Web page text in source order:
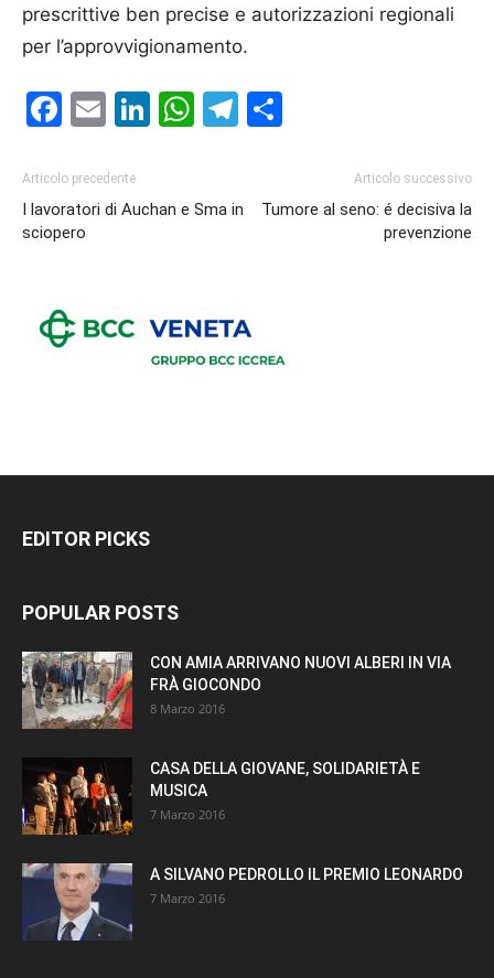
prescrittive ben precise e autorizzazioni regionali
per l’approvvigionamento.
Facebook
EmailLinkedIn
WhatsApp
Telegram
Articolo precedente
I lavoratori di Auchan e Sma in
sciopero
Articolo successivo
Tumore al seno: é decisiva la
prevenzione
EDITOR PICKS
POPULAR POSTS
CON AMIA ARRIVANO NUOVI ALBERI IN VIA
FRÀ GIOCONDO
8 Marzo 2016
CASA DELLA GIOVANE, SOLIDARIETÀ E
MUSICA
7 Marzo 2016
A SILVANO PEDROLLO IL PREMIO LEONARDO
7 Marzo 2016